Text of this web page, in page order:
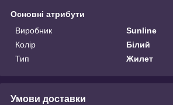
Основні атрибути
Виробник
Sunline
Колір
Білий
Тип
Жилет
Умови доставки